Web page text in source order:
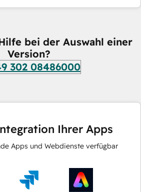
bei der Auswahl einer
Version?
302 08486000
Ihrer Apps
Apps und Webdienste verfügbar